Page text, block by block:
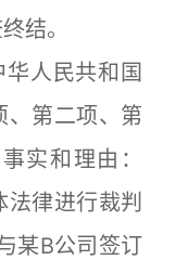
结。
人民共和国
、第二项、第
实和理由：
法律进行裁判
某B公司签订